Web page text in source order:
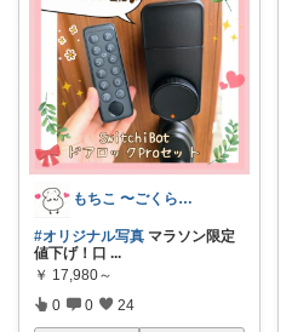
もちこ 〜ごくらく＆かわいい生活♪
#オリジナル写真 マラソン限定
値下げ！口 ...
￥ 17,980～
0 0 24